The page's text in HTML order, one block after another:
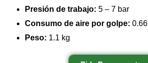
Presión de trabajo: 5 – 7 bar
Consumo de aire por golpe: 0.66 l
Peso: 1.1 kg